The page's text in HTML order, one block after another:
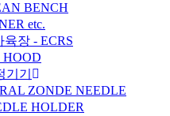
BENCH
etc.
장 - ECRS
HOOD
기
ZONDE NEEDLE
HOLDER